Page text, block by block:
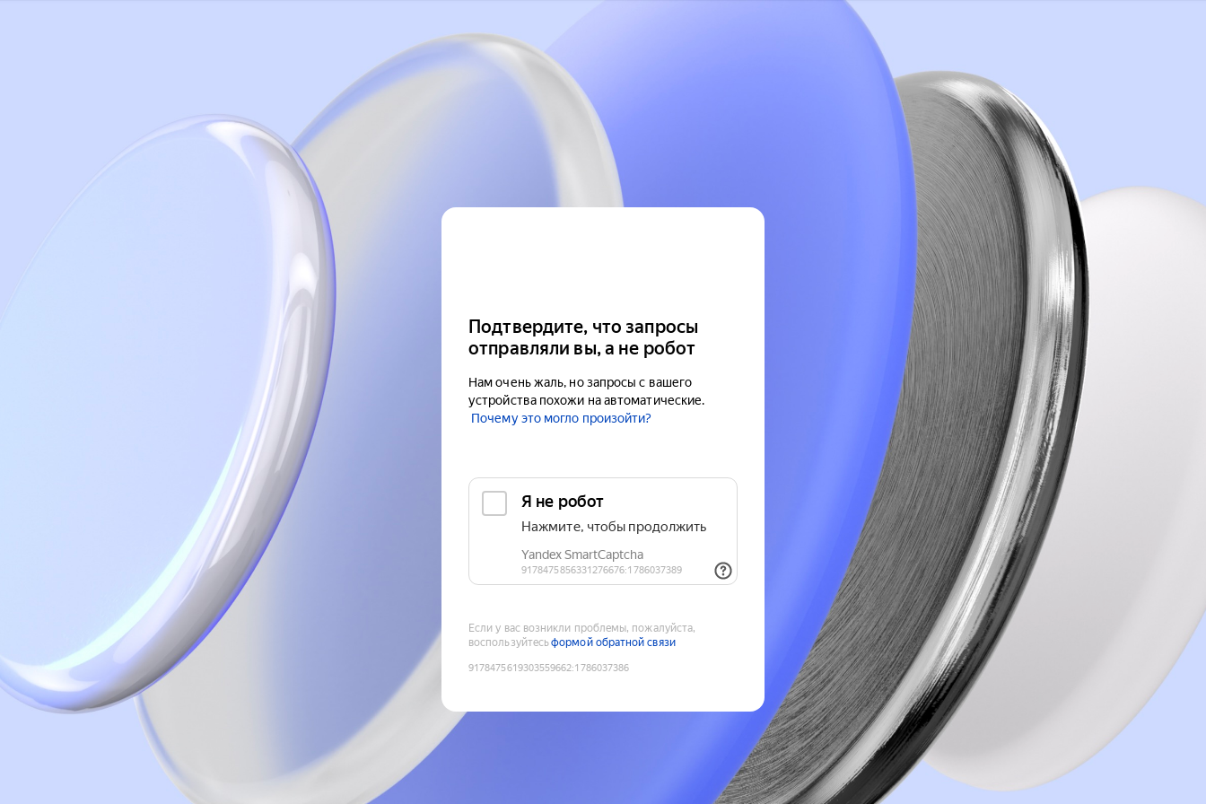
Подтвердите, что запросы
отправляли вы, а не робот
Нам очень жаль, но запросы с вашего
устройства похожи на автоматические.
Почему это могло произойти?
Если у вас возникли проблемы, пожалуйста,
воспользуйтесьформой обратной связи
9178475619303559662:1786037386